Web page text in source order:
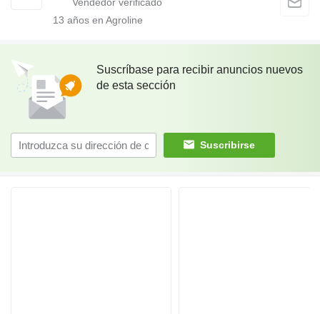
13 años en Agroline
Suscríbase para recibir anuncios nuevos
de esta sección
Suscribirse